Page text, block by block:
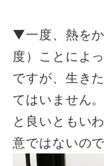
▼一度、熱を
度）ことによ
ですが、生き
てはいません
と良いともい
意ではないの